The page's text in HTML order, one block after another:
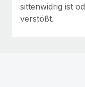
sittenwidrig ist
verstößt.